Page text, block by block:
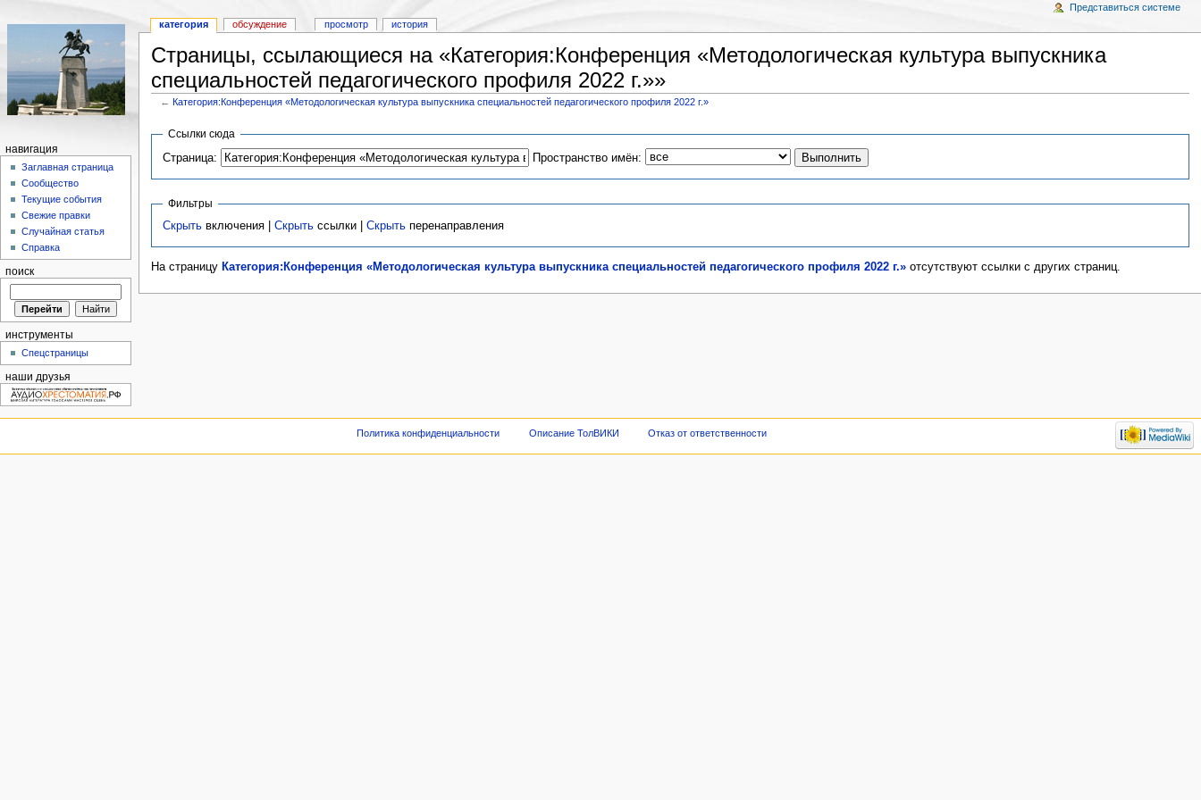
Страницы, ссылающиеся на «Категория:Конференция «Методологическая культура выпускника
специальностей педагогического профиля 2022 г.»»
←Категория:Конференция «Методологическая культура выпускника специальностей педагогического профиля 2022 г.»
Ссылки сюда
Страница:
Пространство имён:
Фильтры
Скрыть включения |Скрыть ссылки |Скрыть перенаправления
На страницу Категория:Конференция «Методологическая культура выпускника специальностей педагогического профиля 2022 г.»отсутствуют ссылки с других страниц.
категория обсуждение просмотр история
Представиться системе
навигация
Заглавная страница
Сообщество
Текущие события
Свежие правки
Случайная статья
Справка
поиск
инструменты
Спецстраницы
наши друзья
Политика конфиденциальности Описание ТолВИКИ Отказ от ответственности